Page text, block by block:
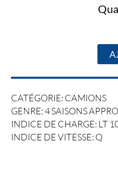
CATÉGORIE: CAMIONS
GENRE: 4 SAISONS
INDICE DE CHARGE: LT
INDICE DE VITESSE: Q